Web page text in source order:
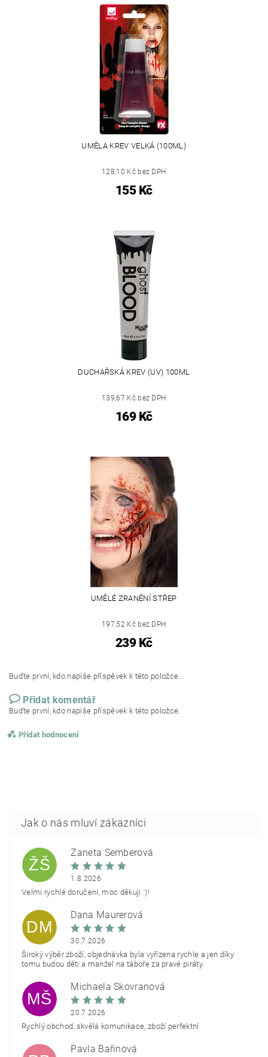
UMĚLA KREV VELKÁ (100ML)
128,10 Kč bez DPH
155 Kč
DUCHAŘSKÁ KREV (UV) 100ML
139,67 Kč bez DPH
169 Kč
UMĚLÉ ZRANĚNÍ STŘEP
197,52 Kč bez DPH
239 Kč
Buďte první, kdo napíše příspěvek k této položce.
Přidat komentář
Buďte první, kdo napíše příspěvek k této položce.
Přidat hodnocení
ŽŠ
Žaneta Šemberová
1.8.2026
Velmi rychlé doručení, moc děkuji :)!
DM
Dana Maurerová
30.7.2026
Široký výběr zboží, objednávka byla vyřízena rychle a jen díky
tomu budou děti a manžel na táboře za pravé piráty.
MŠ
Michaela Škovranová
20.7.2026
Rychlý obchod, skvělá komunikace, zboží perfektní
Pavla Bařinová